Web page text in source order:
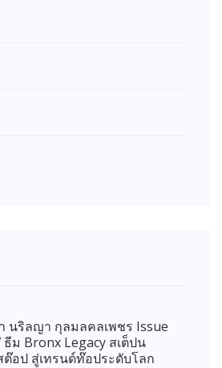
นริลญา กุลมลคลเพชร Issue
ธีม Bronx Legacy สเต็ปน
อป สู่เทรนด์ท๊อประดับโลก